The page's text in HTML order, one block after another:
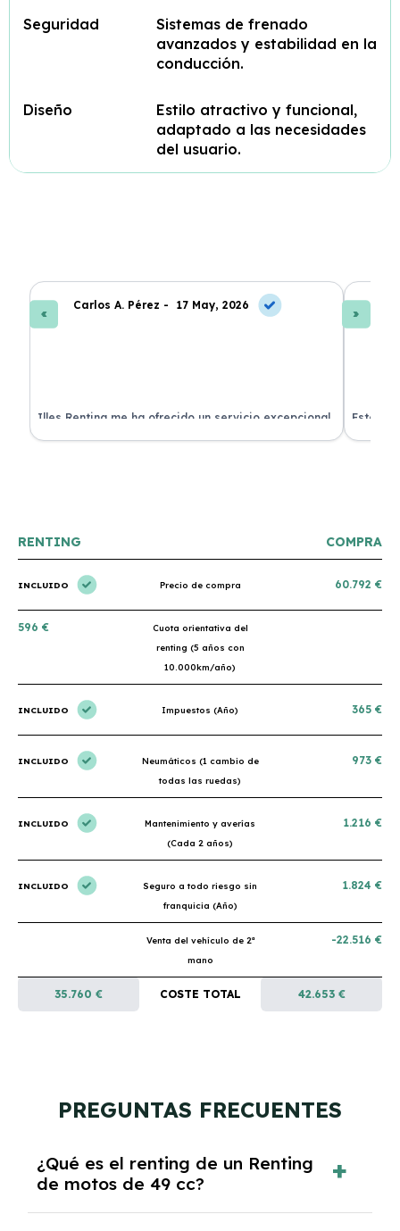
Seguridad
Sistemas de frenado
avanzados y estabilidad en la
conducción.
Diseño
Estilo atractivo y funcional,
adaptado a las necesidades
del usuario.
Carlos A. Pérez - 17 May, 2026
Illes Renting me ha ofrecido un servicio excepcional.
Su atención al cliente es muy buena y el coche llegó
Estoy
nuevo y
RENTING COMPRA
INCLUIDO Precio de compra 60.792 €
596 €
Cuota orientativa del
renting (5 años con
10.000km/año)
INCLUIDO Impuestos (Año) 365 €
INCLUIDO
Neumáticos (1 cambio de
todas las ruedas)
973 €
INCLUIDO
Mantenimiento y averías
(Cada 2 años)
1.216 €
INCLUIDO
Seguro a todo riesgo sin
franquicia (Año)
1.824 €
Venta del vehículo de 2ª
mano
-22.516 €
35.760 € COSTE TOTAL 42.653 €
PREGUNTAS FRECUENTES
¿Qué es el renting de un Renting
de motos de 49 cc?